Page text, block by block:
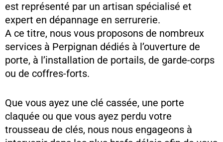
est représenté par un artisan spécialisé et
expert en dépannage en serrurerie.
A ce titre, nous vous proposons de nombreux
services à Perpignan dédiés à l’ouverture de
porte, à l’installation de portails, de garde-corps
ou de coffres-forts.
Que vous ayez une clé cassée, une porte
claquée ou que vous ayez perdu votre
trousseau de clés, nous nous engageons à